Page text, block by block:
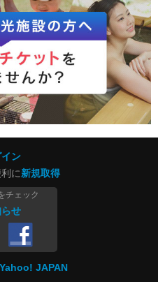
イン
に新規取得
チェック
せ
Yahoo! JAPAN